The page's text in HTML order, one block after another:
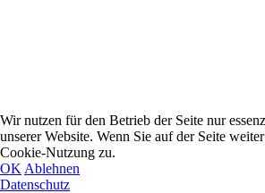
Wir nutzen für den Betrieb der Seite nur
unserer Website. Wenn Sie auf der Seite
Cookie-Nutzung zu.
OK Ablehnen
Datenschutz